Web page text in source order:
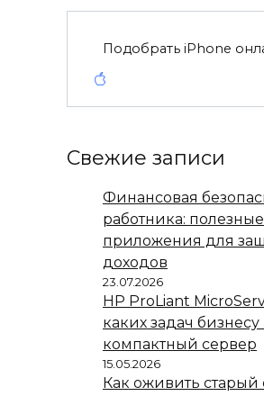
Подобрать iPhone
Свежие записи
Финансовая
работника: полезные
приложения для
доходов
23.07.2026
HP ProLiant
каких задач
компактный сервер
15.05.2026
Как оживить старый